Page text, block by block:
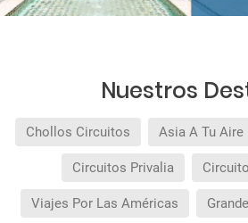
Nuestros
Chollos Circuitos Asia A Tu Aire
Circuitos Privalia
Viajes Por Las Américas